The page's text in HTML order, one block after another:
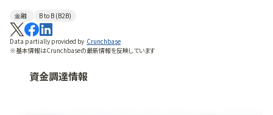
ちが関わると、台無しになるだけです。
金融 B to B (B2B)
Data partially provided by Crunchbase
※基本情報はCrunchbaseの最新情報を反映しています
資金調達情報